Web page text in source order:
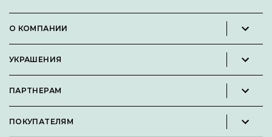
О КОМПАНИИ
Вакансии
УКРАШЕНИЯ
Кольца
ПАРТНЕРАМ
Личный кабинет партнера
ПОКУПАТЕЛЯМ